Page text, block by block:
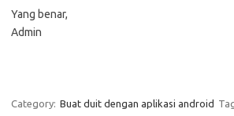
Yang benar,
Admin
Category: Buat duit dengan aplikasi android